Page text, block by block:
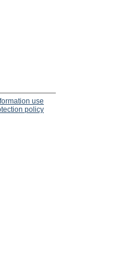
use
policy